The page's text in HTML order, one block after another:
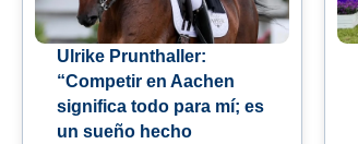
Ulrike Prunthaller:
“Competir en Aachen
significa todo para mí; es
un sueño hecho